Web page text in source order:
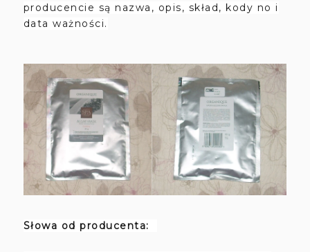
producencie są nazwa, opis, skład, kody no i
data ważności.
Słowa od producenta: